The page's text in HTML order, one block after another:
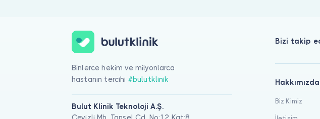
Binlerce hekim ve milyonlarca
hastanın tercihi #bulutklinik
Bulut Klinik Teknoloji A.Ş.
Bizi takip
Hakkımızda
Biz Kimiz